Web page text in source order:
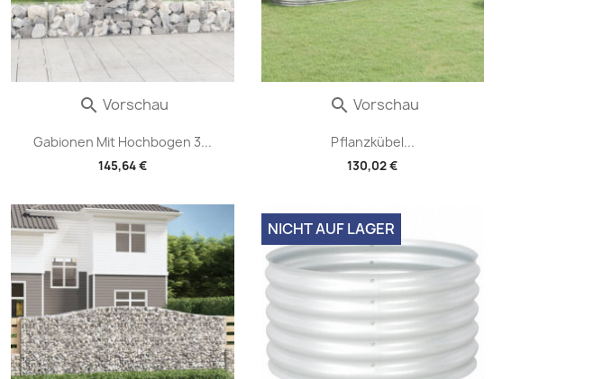
Gabionen Mit Hochbogen 3...
145,64 €
 Vorschau
Pflanzkübel...
130,02 €
 Vorschau
NICHT AUF LAGER